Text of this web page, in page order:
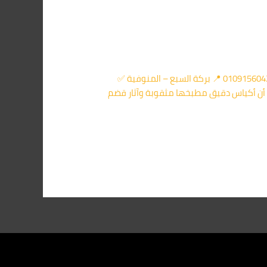
⭐ مكافحة فئران وحشرات – بركة السبع شركة مكافحة الفئران فى بركة السبع مبيدات أصلية وضمان حقيقي – اتصل 01091560420 📍 بركة السبع – المنوفية ✅
صباح أن أكياس دقيق مطبخها مثقوبة وآثار قضم